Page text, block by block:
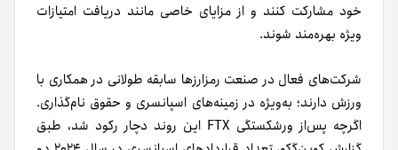
خود مشارکت کنند و از مزایای خاصی مانند دریافت امتیازات
ویژه بهره‌مند شوند.
شرکت‌های فعال در صنعت رمزارزها سابقه طولانی در همکاری با
ورزش دارند؛ به‌ویژه در زمینه‌های اسپانسری و حقوق نام‌گذاری.
اگرچه پس‌از ورشکستگی FTX این روند دچار رکود شد، طبق